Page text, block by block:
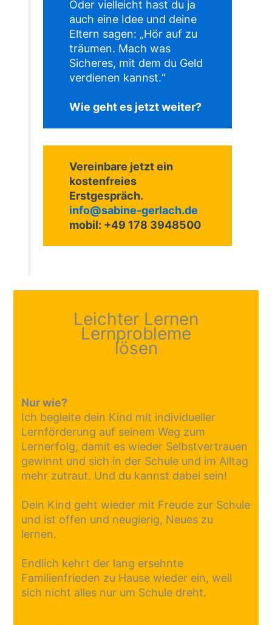
Oder vielleicht hast du ja
auch eine Idee und deine
Eltern sagen: „Hör auf zu
träumen. Mach was
Sicheres, mit dem du Geld
verdienen kannst.“
Wie gehtes jetzt weiter?
Vereinbare jetzt ein
kostenfreies
Erstgespräch.
info@sabine-gerlach.de
mobil: +49 178 3948500
Leichter Lernen
Lernprobleme
lösen
Nur wie?
Ich begleite dein Kind mit individueller
Lernförderung auf seinem Weg zum
Lernerfolg, damit es wieder Selbstvertrauen
gewinnt und sich in der Schule und im Alltag
mehr zutraut. Und du kannst dabei sein!
Dein Kind geht wieder mit Freude zur Schule
und ist offen und neugierig, Neues zu
lernen.
Endlich kehrt der lang ersehnte
Familienfrieden zu Hause wieder ein, weil
sich nicht alles nur um Schule dreht.